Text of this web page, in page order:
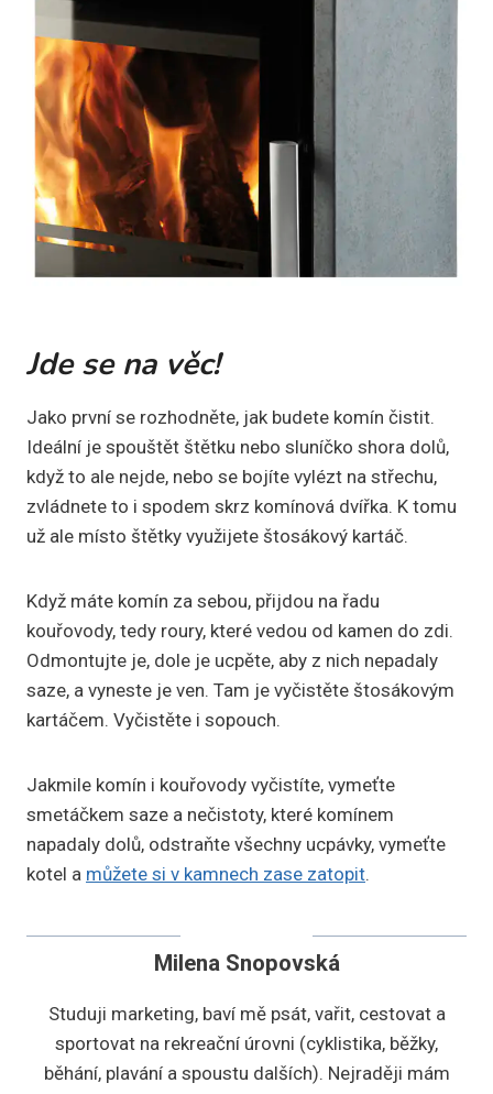
Jde se na věc!
Jako první se rozhodněte, jak budete komín čistit.
Ideální je spouštět štětku nebo sluníčko shora dolů,
když to ale nejde, nebo se bojíte vylézt na střechu,
zvládnete to i spodem skrz komínová dvířka. K tomu
už ale místo štětky využijete štosákový kartáč.
Když máte komín za sebou, přijdou na řadu
kouřovody, tedy roury, které vedou od kamen do zdi.
Odmontujte je, dole je ucpěte, aby z nich nepadaly
saze, a vyneste je ven. Tam je vyčistěte štosákovým
kartáčem. Vyčistěte i sopouch.
Jakmile komín i kouřovody vyčistíte, vymeťte
smetáčkem saze a nečistoty, které komínem
napadaly dolů, odstraňte všechny ucpávky, vymeťte
kotel a můžete si v kamnech zase zatopit.
Milena Snopovská
Studuji marketing, baví mě psát, vařit, cestovat a
sportovat na rekreační úrovni (cyklistika, běžky,
běhání, plavání a spoustu dalších). Nejraději mám